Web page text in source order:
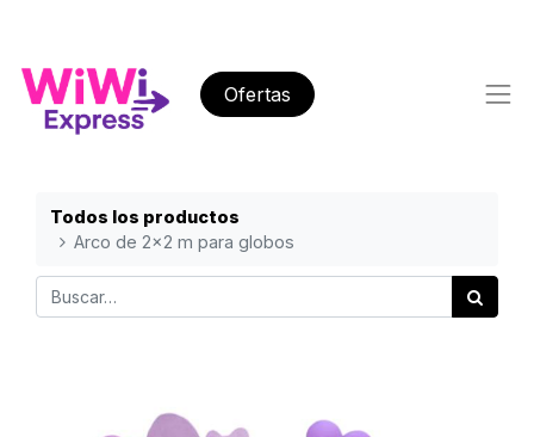
Ofertas
Todos los productos
Arco de 2x2 m para globos